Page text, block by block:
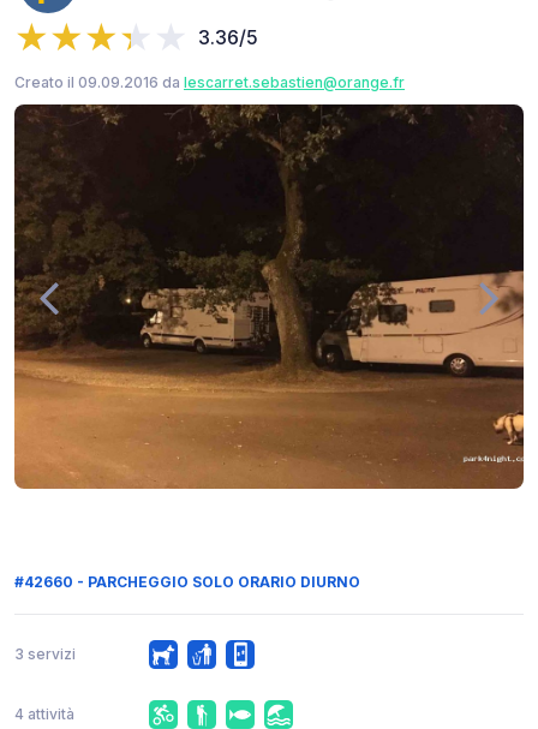
3.36/5
Creato il 09.09.2016 da lescarret.sebastien@orange.fr
#42660 - PARCHEGGIO SOLO ORARIO DIURNO
3 servizi
4 attività